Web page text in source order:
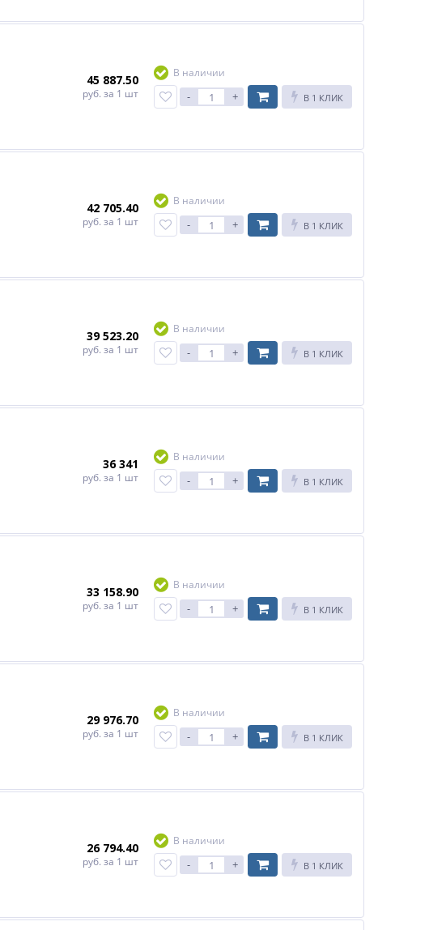
45 887.50
руб. за 1 шт
В наличии
- + В 1 КЛИК
42 705.40
руб. за 1 шт
В наличии
- + В 1 КЛИК
39 523.20
руб. за 1 шт
В наличии
- + В 1 КЛИК
36 341
руб. за 1 шт
В наличии
- + В 1 КЛИК
33 158.90
руб. за 1 шт
В наличии
- + В 1 КЛИК
29 976.70
руб. за 1 шт
В наличии
- + В 1 КЛИК
26 794.40
руб. за 1 шт
В наличии
- + В 1 КЛИК